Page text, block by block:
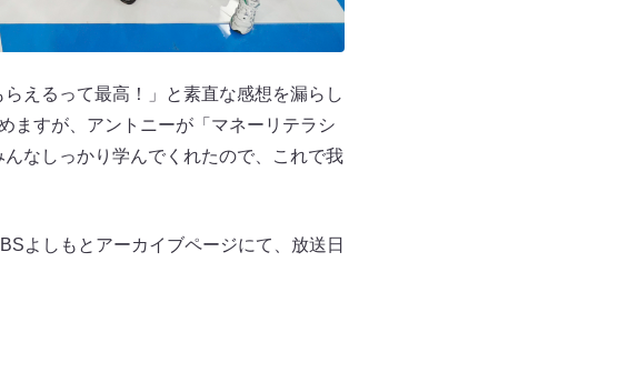
えるって最高！」と素直な感想を漏らし
すが、アントニーが「マネーリテラシ
なしっかり学んでくれたので、これで我
よしもとアーカイブページにて、放送日